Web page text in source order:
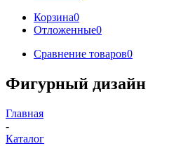
Корзина0
Отложенные0
Сравнение товаров0
Фигурный дизайн
Главная
-
Каталог